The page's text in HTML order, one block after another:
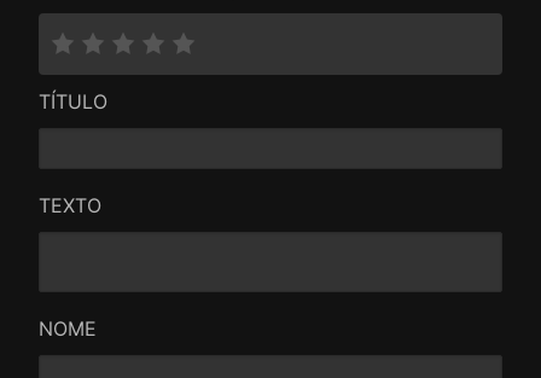
TÍTULO
TEXTO
NOME